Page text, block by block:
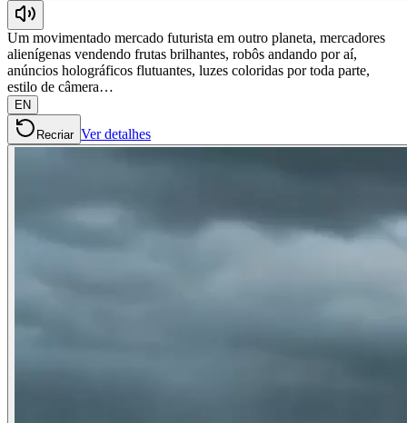
Um movimentado mercado futurista em outro planeta, mercadores
alienígenas vendendo frutas brilhantes, robôs andando por aí,
anúncios holográficos flutuantes, luzes coloridas por toda parte,
estilo de câmera…
EN
Recriar Ver detalhes